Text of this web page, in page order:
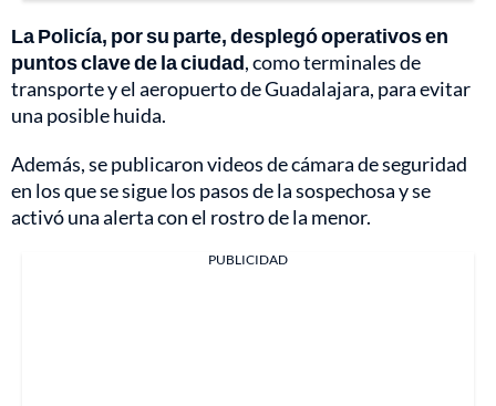
La Policía, por su parte, desplegó operativos en
puntos clave de la ciudad, como terminales de
transporte y el aeropuerto de Guadalajara, para evitar
una posible huida.
Además, se publicaron videos de cámara de seguridad
en los que se sigue los pasos de la sospechosa y se
activó una alerta con el rostro de la menor.
PUBLICIDAD